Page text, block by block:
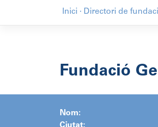
Inici · Directori de
Fundació
Nom: